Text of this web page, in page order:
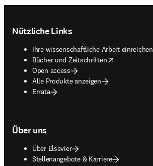
Nützliche Links
Ihre wissenschaftliche Arbeit einreichen
Bücher und Zeitschriften
opens in new tab/window
Open access
Alle Produkte anzeigen
Errata
Über uns
Über Elsevier
Stellenangebote & Karriere